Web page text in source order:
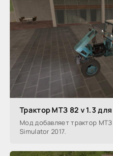
Трактор МТЗ 82 v 1.3
Мод добавляет трактор МТЗ
Simulator 2017.